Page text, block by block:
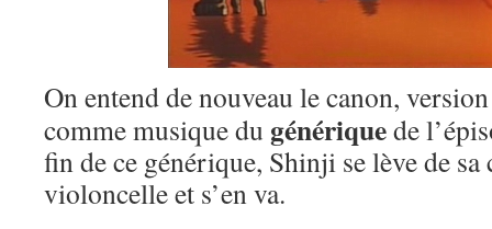
On entend de nouveau le canon,
comme musique du génériquede
fin de ce générique, Shinji se lève de sa
violoncelle et s’en va.